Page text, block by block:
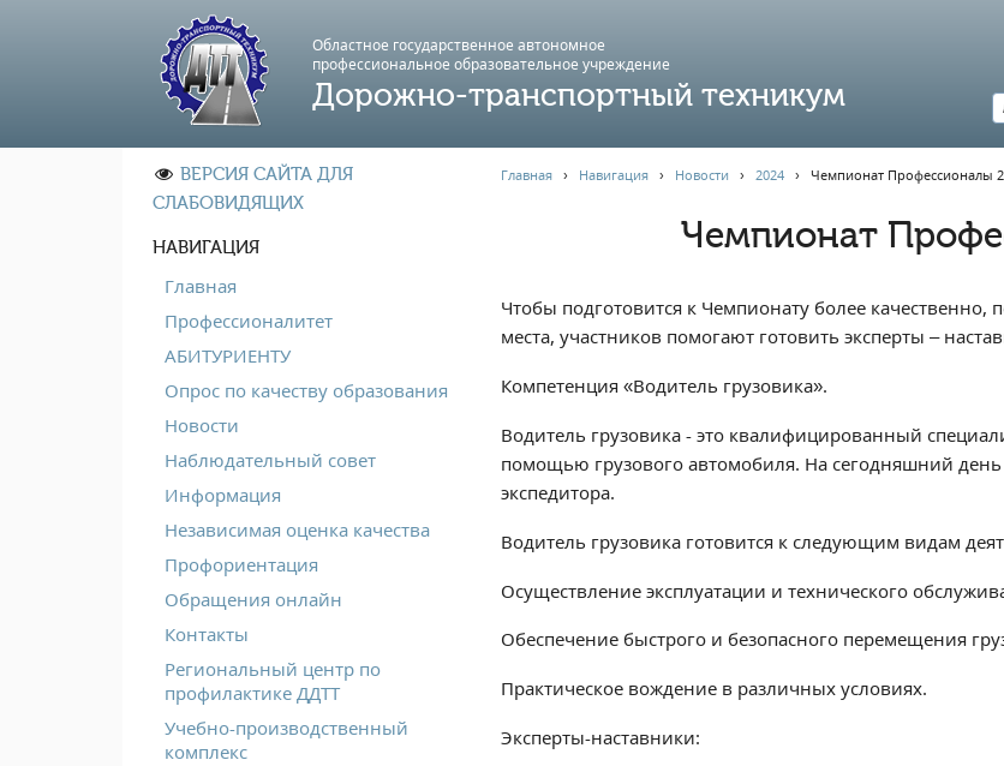
Областное государственное автономное
профессиональноe образовательное учреждение
Дорожно-транспортный техникум
ВЕРСИЯ САЙТА ДЛЯ
СЛАБОВИДЯЩИХ
НАВИГАЦИЯ
Главная
Профессионалитет
АБИТУРИЕНТУ
Опрос по качеству образования
Новости
Наблюдательный совет
Информация
Независимая оценка качества
Профориентация
Обращения онлайн
Контакты
Региональный центр по
профилактике ДДТТ
Учебно-производственный
комплекс
Главная› Навигация› Новости › 2024› Чемпионат Профессионалы
Чемпионат
Чтобы подготовится к Чемпионату более качественно,
места, участников помогают готовить эксперты –
Компетенция «Водитель грузовика».
Водитель грузовика - это квалифицированный
помощью грузового автомобиля. На сегодняшний день
экспедитора.
Водитель грузовика готовится к следующим видам
Осуществление эксплуатации и технического
Обеспечение быстрого и безопасного перемещения
Практическое вождение в различных условиях.
Эксперты-наставники: